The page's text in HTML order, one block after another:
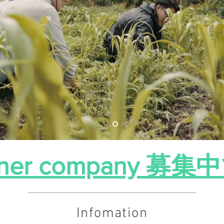
company 募集
Infomation